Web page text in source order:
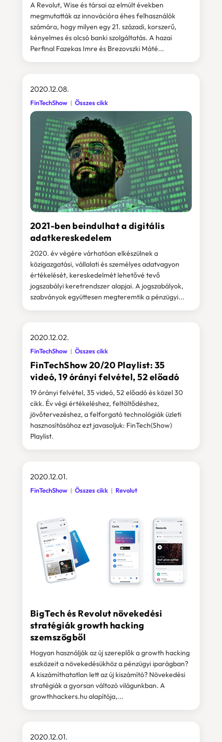
A Revolut, Wise és társai az elmúlt években
megmutatták az innovációra éhes felhasználók
számára, hogy milyen egy 21. századi, korszerű,
kényelmes és olcsó banki szolgáltatás. A hazai
Perfinal Fazekas Imre és Brezovszki Máté...
2021-ben beindulhat a digitális
adatkereskedelem
2020.12.08.
FinTechShow Összes cikk
2020. év végére várhatóan elkészülnek a
közigazgatási, vállalati és személyes adatvagyon
értékelését, kereskedelmét lehetővé tevő
jogszabályi keretrendszer alapjai. A jogszabályok,
szabványok együttesen megteremtik a pénzügyi...
FinTechShow 20/20 Playlist: 35
videó, 19 órányi felvétel, 52 előadó
2020.12.02.
FinTechShow Összes cikk
19 órányi felvétel, 35 videó, 52 előadó és közel 30
cikk. Év végi értékeléshez, feltöltődéshez,
jövőtervezéshez, a felforgató technológiák üzleti
hasznosításához ezt javasoljuk: FinTech(Show)
Playlist.
BigTech és Revolut növekedési
stratégiák growth hacking
szemszögből
2020.12.01.
FinTechShow Összes cikk Revolut
Hogyan használják az új szereplők a growth hacking
eszközeit a növekedésükhöz a pénzügyi iparágban?
A kiszámíthatatlan lett az új kiszámító? Növekedési
stratégiák a gyorsan változó világunkban. A
growthhackers.hu alapítója,...
2020.12.01.